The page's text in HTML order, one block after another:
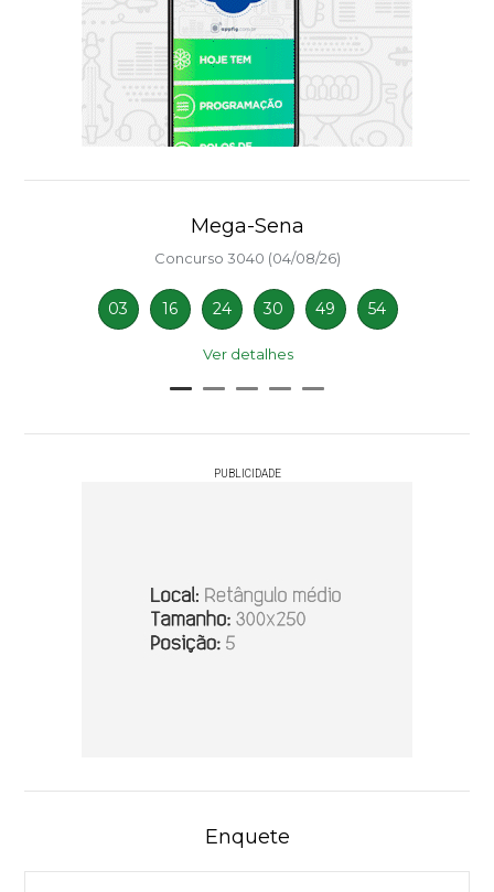
Mega-Sena
Concurso 3040 (04/08/26)
03 16 24 30 49 54
Ver detalhes
PUBLICIDADE
Enquete